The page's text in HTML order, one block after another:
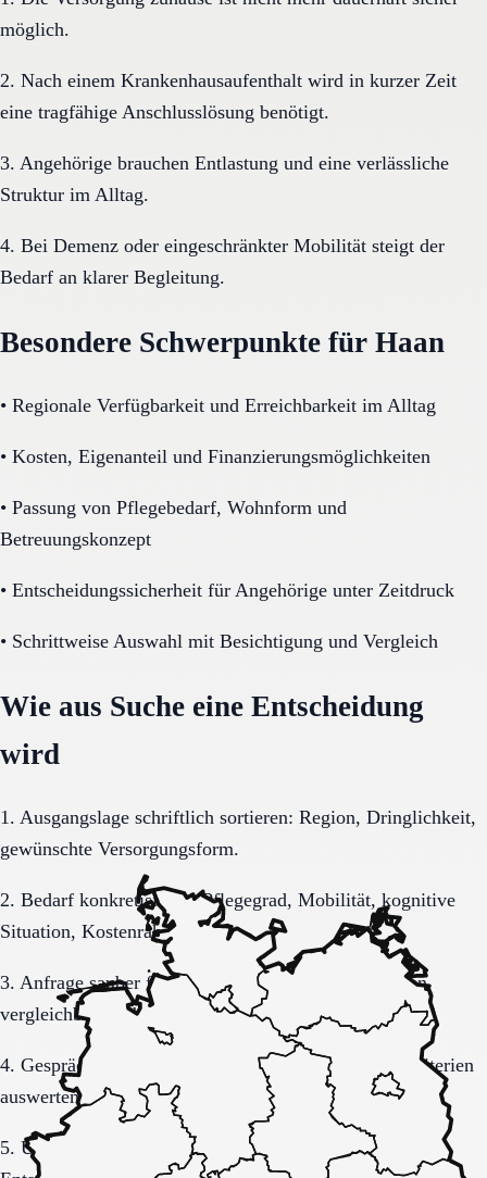
möglich.
2. Nach einem Krankenhausaufenthalt wird in kurzer Zeit
eine tragfähige Anschlusslösung benötigt.
3. Angehörige brauchen Entlastung und eine verlässliche
Struktur im Alltag.
4. Bei Demenz oder eingeschränkter Mobilität steigt der
Bedarf an klarer Begleitung.
Besondere Schwerpunkte für Haan
• Regionale Verfügbarkeit und Erreichbarkeit im Alltag
• Kosten, Eigenanteil und Finanzierungsmöglichkeiten
• Passung von Pflegebedarf, Wohnform und
Betreuungskonzept
• Entscheidungssicherheit für Angehörige unter Zeitdruck
• Schrittweise Auswahl mit Besichtigung und Vergleich
Wie aus Suche eine Entscheidung
wird
1. Ausgangslage schriftlich sortieren: Region, Dringlichkeit,
gewünschte Versorgungsform.
2. Bedarf konkretisieren: Pflegegrad, Mobilität, kognitive
Situation, Kostenrahmen.
3. Anfrage sauber formulieren, damit Rückmeldungen
vergleichbar bleiben.
4. Gespräche und Besichtigungen mit festen Muss-Kriterien
auswerten.
5. Übergang, Kommunikation und Kosten vor der